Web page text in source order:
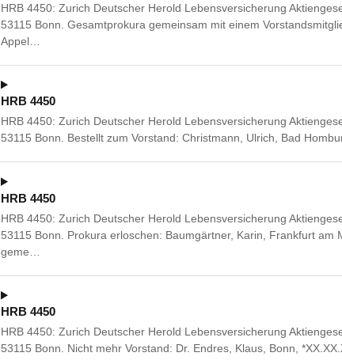
HRB 4450: Zurich Deutscher Herold Lebensversicherung
53115 Bonn. Gesamtprokura gemeinsam mit einem
Appel…
HRB 4450
HRB 4450: Zurich Deutscher Herold Lebensversicherung
53115 Bonn. Bestellt zum Vorstand: Christmann, Ulrich, Bad
HRB 4450
HRB 4450: Zurich Deutscher Herold Lebensversicherung
53115 Bonn. Prokura erloschen: Baumgärtner, Karin, Frankfurt am
geme…
HRB 4450
HRB 4450: Zurich Deutscher Herold Lebensversicherung
53115 Bonn. Nicht mehr Vorstand: Dr. Endres, Klaus, Bonn,